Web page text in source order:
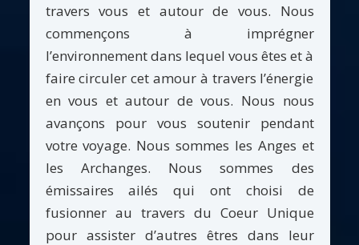
travers vous et autour de vous. Nous
commençons à imprégner
l’environnement dans lequel vous êtes et à
faire circuler cet amour à travers l’énergie
en vous et autour de vous. Nous nous
avançons pour vous soutenir pendant
votre voyage. Nous sommes les Anges et
les Archanges. Nous sommes des
émissaires ailés qui ont choisi de
fusionner au travers du Coeur Unique
pour assister d’autres êtres dans leur